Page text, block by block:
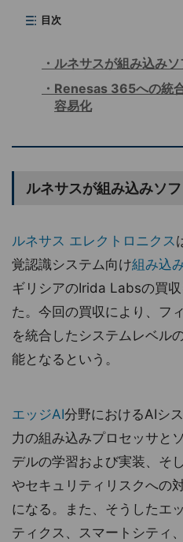
目次
ルネサスが組み込み
Renesas 365への統
容易化
ルネサスが組み込みソ
ルネサス エレクトロニクス
覚認識システム向け組み込
ギリシアのIrida Labsの買
た。今回の買収により、フ
を統合したシステムレベル
能となるという。
エッジAI分野におけるAIシ
力の組み込みプロセッサと
デルの学習および実装、そ
やセキュリティリスクへの
になる。また、そうしたエ
ティクス、スマートシティ